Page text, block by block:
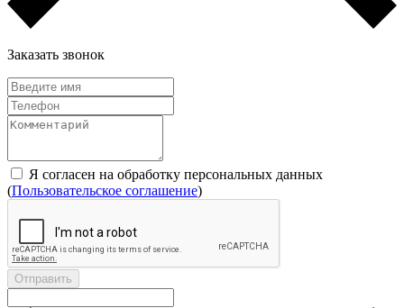
Заказать звонок
Я согласен на обработку персональных данных
(Пользовательское соглашение)
Отправить